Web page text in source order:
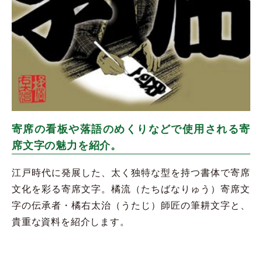
寄席の看板や落語のめくりなどで使用される寄
席文字の魅力を紹介。
江戸時代に発展した、太く独特な型を持つ書体で寄席
文化を彩る寄席文字。橘流（たちばなりゅう）寄席文
字の伝承者・橘右太治（うたじ）師匠の筆耕文字と、
貴重な資料を紹介します。